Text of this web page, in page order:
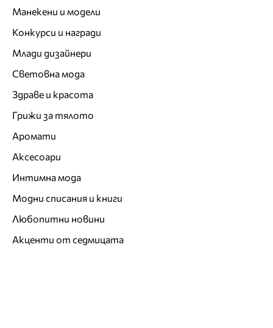
Манекени и модели
Конкурси и награди
Млади дизайнери
Световна мода
Здраве и красота
Грижи за тялото
Аромати
Аксесоари
Интимна мода
Модни списания и книги
Любопитни новини
Акценти от седмицата